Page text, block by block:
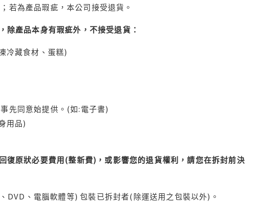
若為產品瑕疵，本公司接受退貨。
除產品本身有瑕疵外，不接受退貨：
冷藏食材、蛋糕)
先同意始提供。(如:電子書)
用品)
原狀必要費用(整新費)，或影響您的退貨權利，請您在拆封前決
DVD、電腦軟體等) 包裝已拆封者(除運送用之包裝以外)。